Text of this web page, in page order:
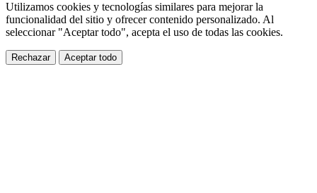
Utilizamos cookies y tecnologías similares para mejorar la
funcionalidad del sitio y ofrecer contenido personalizado. Al
seleccionar "Aceptar todo", acepta el uso de todas las cookies.
Rechazar Aceptar todo